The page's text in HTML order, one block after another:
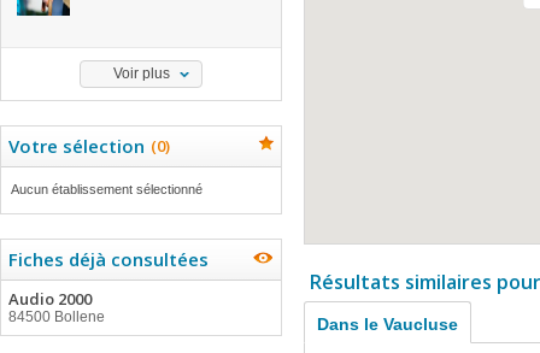
Voir plus
Votre sélection (0)
Aucun établissement sélectionné
Fiches déjà consultées
Audio 2000
84500 Bollene
Résultats similaires
Dans le Vaucluse